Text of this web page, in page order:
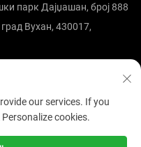
парк Дајџашан, број 888
Вухан, 430017,
our services. If you
cookies.